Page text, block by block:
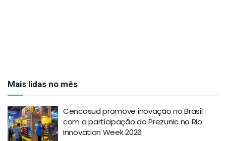
Mais lidas no mês
Cencosud promove inovação no Brasil
com a participação do Prezunic no Rio
Innovation Week 2026